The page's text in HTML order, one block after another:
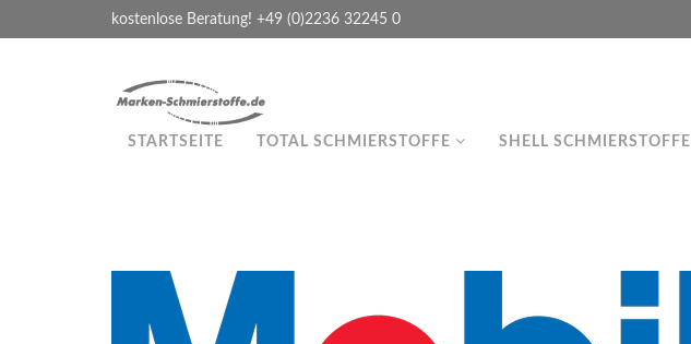
kostenlose Beratung! +49 (0)2236 32245 0
STARTSEITE TOTAL SCHMIERSTOFFE SHELL SCHMIERSTOFFE